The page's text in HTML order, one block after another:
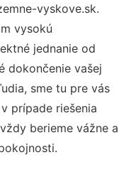
vyskove.sk.
vysokú
jednanie od
dokončenie vašej
sme tu pre vás
prípade riešenia
berieme vážne a